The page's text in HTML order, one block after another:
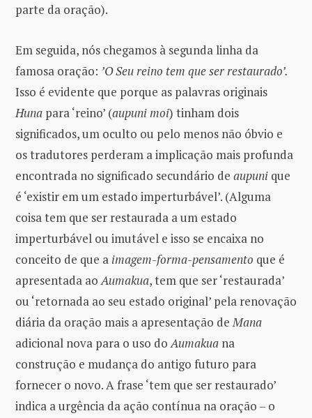
parte da oração).
Em seguida, nós chegamos à segunda linha da
famosa oração: ’O Seu reino tem que ser restaurado’.
Isso é evidente que porque as palavras originais
Huna para ‘reino’ (aupuni moi) tinham dois
significados, um oculto ou pelo menos não óbvio e
os tradutores perderam a implicação mais profunda
encontrada no significado secundário de aupuni que
é ‘existir em um estado imperturbável’. (Alguma
coisa tem que ser restaurada a um estado
imperturbável ou imutável e isso se encaixa no
conceito de que a imagem-forma-pensamento que é
apresentada aoAumakua, tem que ser ‘restaurada’
ou ‘retornada ao seu estado original’ pela renovação
diária da oração mais a apresentação deMana
adicional nova para o uso doAumakua na
construção e mudança do antigo futuro para
fornecer o novo. A frase ‘tem que ser restaurado’
indica a urgência da ação contínua na oração – o